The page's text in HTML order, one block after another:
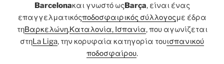
Barcelonaκαι γνωστό ωςBarça, είναι ένας
επαγγελματικόςποδοσφαιρικός σύλλογοςμε έδρα
τηΒαρκελώνη,Καταλονία, Ισπανία, που αγωνίζεται
στηLa Liga, την κορυφαία κατηγορία τουισπανικού
ποδοσφαίρου.